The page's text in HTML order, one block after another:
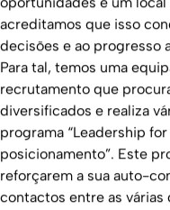
acreditamos que isso
decisões e ao progresso
Para tal, temos uma
recrutamento que
diversificados e realiza
programa “Leadership
posicionamento”. Este
reforçarem a sua auto-
contactos entre as várias